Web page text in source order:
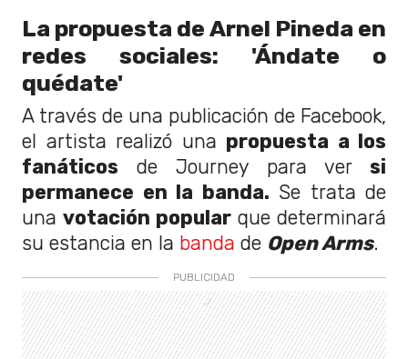
La propuesta de Arnel Pineda en
redes sociales: 'Ándate o
quédate'
A través de una publicación de Facebook,
el artista realizó una propuesta a los
fanáticos de Journey para ver si
permanece en la banda. Se trata de
una votación popular que determinará
su estancia en la banda de Open Arms.